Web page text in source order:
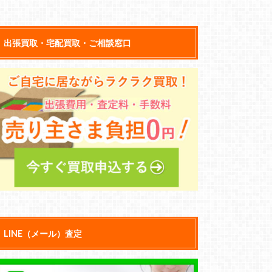
出張買取・宅配買取・ご相談窓口
LINE（メール）査定